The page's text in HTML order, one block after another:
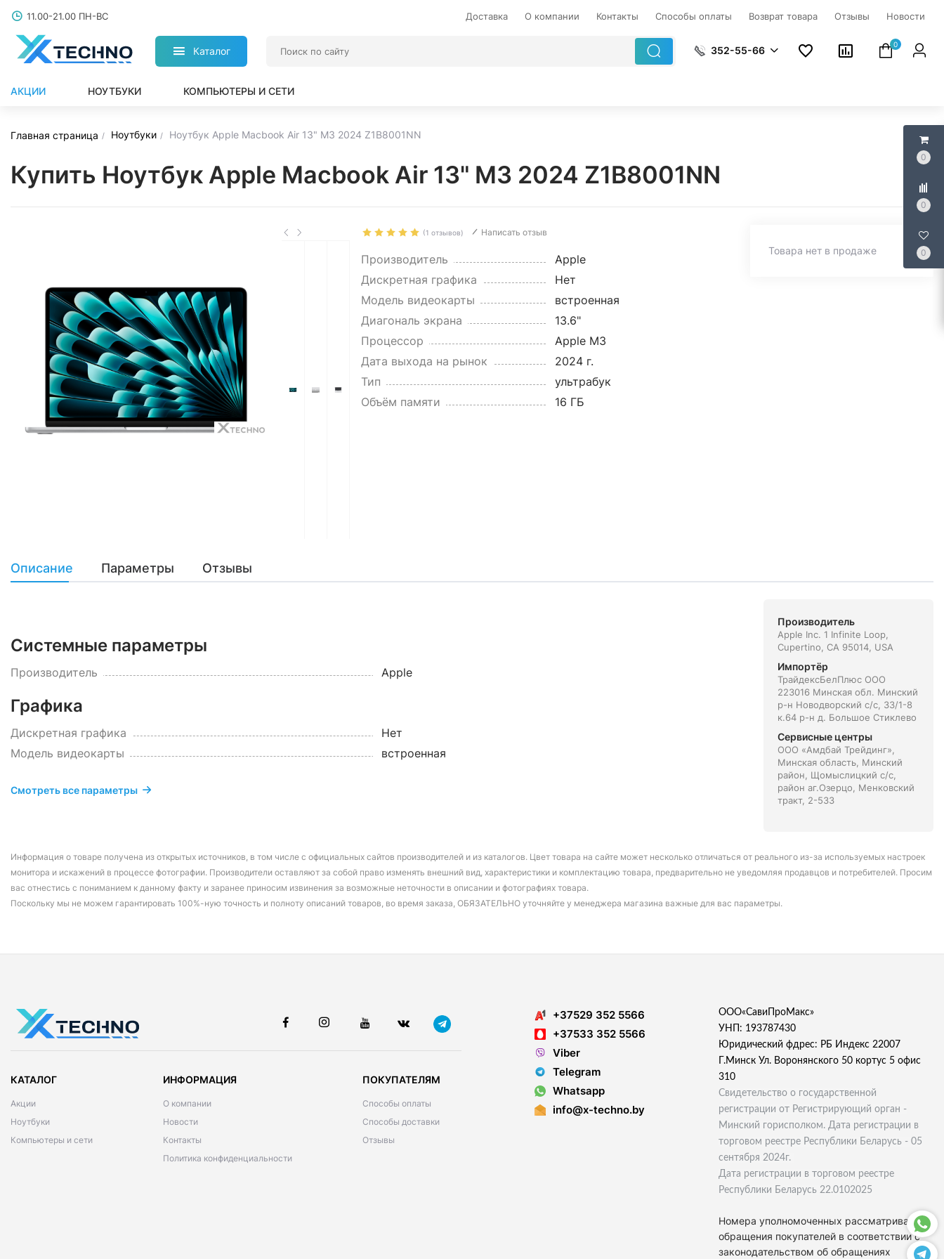
0
0
0
11.00-21.00 ПН-ВС Доставка О компании Контакты Способы оплаты Возврат товара Отзывы Новости
Каталог 352-55-66
0
АКЦИИ НОУТБУКИ КОМПЬЮТЕРЫ И СЕТИ
Главная страница Ноутбуки Ноутбук Apple Macbook Air 13" M3 2024 Z1B8001NN
Купить Ноутбук Apple Macbook Air 13" M3 2024 Z1B8001NN
(1 отзывов) Написать отзыв
Производитель
Apple
Дискретная графика
Нет
Модель видеокарты
встроенная
Диагональ экрана
13.6"
Процессор
Apple M3
Дата выхода на рынок
2024 г.
Тип
ультрабук
Объём памяти
16 ГБ
Товара нет в продаже
Описание Параметры Отзывы
Системные параметры
Производитель Apple
Графика
Дискретная графика
Нет
Модель видеокарты
встроенная
Смотреть все параметры
Производитель
Apple Inc. 1 Infinite Loop,
Cupertino, CA 95014, USA
Импортёр
ТрайдексБелПлюс ООО
223016 Минская обл. Минский
р-н Новодворский с/с, 33/1-8
к.64 р-н д. Большое Стиклево
Сервисные центры
ООО «Амдбай Трейдинг»,
Минская область, Минский
район, Щомыслицкий с/с,
район аг.Озерцо, Менковский
тракт, 2-533
Информация о товаре получена из открытых источников, в том числе с официальных сайтов производителей и из каталогов. Цвет товара на сайте может несколько отличаться от реального из-за используемых настроек
монитора и искажений в процессе фотографии. Производители оставляют за собой право изменять внешний вид, характеристики и комплектацию товара, предварительно не уведомляя продавцов и потребителей. Просим
вас отнестись с пониманием к данному факту и заранее приносим извинения за возможные неточности в описании и фотографиях товара.
Поскольку мы не можем гарантировать 100%-ную точность и полноту описаний товаров, во время заказа, ОБЯЗАТЕЛЬНО уточняйте у менеджера магазина важные для вас параметры.
КАТАЛОГ
Акции
Ноутбуки
Компьютеры и сети
ИНФОРМАЦИЯ
О компании
Новости
Контакты
Политика конфиденциальности
ПОКУПАТЕЛЯМ
Способы оплаты
Способы доставки
Отзывы
+37529 352 5566
+37533 352 5566
Viber
Telegram
Whatsapp
info@x-techno.by
ООО«СавиПроМакс»
УНП: 193787430
Юридический фдрес: РБ Индекс 22007
Г.Минск Ул. Воронянского 50 кортус 5 офис
310
Свидетельство о государственной
регистрации от Регистрирующий орган -
Минский горисполком. Дата регистрации в
торговом реестре Республики Беларусь - 05
сентября 2024г.
Дата регистрации в торговом реестре
Республики Беларусь 22.0102025
Номера уполномоченных рассматривать
обращения покупателей в соответствии с
законодательством об обращениях